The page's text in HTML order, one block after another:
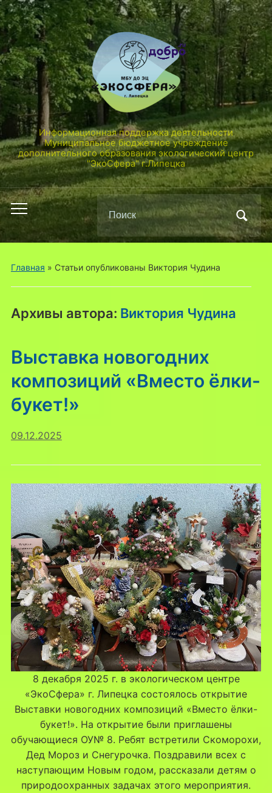
Информационная поддержка деятельности
Муниципальное бюджетное учреждение
дополнительного образования экологический центр
"ЭкоСфера" г.Липецка
Переключить
мобильное
меню
Поиск
по:
Главная » Статьи опубликованы Виктория Чудина
Архивы автора: Виктория Чудина
Выставка новогодних
композиций «Вместо ёлки-
букет!»
09.12.2025
8 декабря 2025 г. в экологическом центре
«ЭкоСфера» г. Липецка состоялось открытие
Выставки новогодних композиций «Вместо ёлки-
букет!». На открытие были приглашены
обучающиеся ОУ№ 8. Ребят встретили Скоморохи,
Дед Мороз и Снегурочка. Поздравили всех с
наступающим Новым годом, рассказали детям о
природоохранных задачах этого мероприятия.